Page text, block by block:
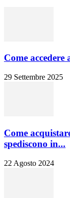
Come
29 Settembre 2025
Come
spediscono in...
22 Agosto 2024